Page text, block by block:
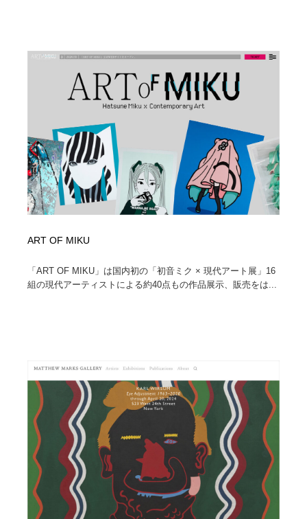
ART OF MIKU
「ART OF MIKU」は国内初の「初音ミク × 現代アート展」16
組の現代アーティストによる約40点もの作品展示、販売をは...